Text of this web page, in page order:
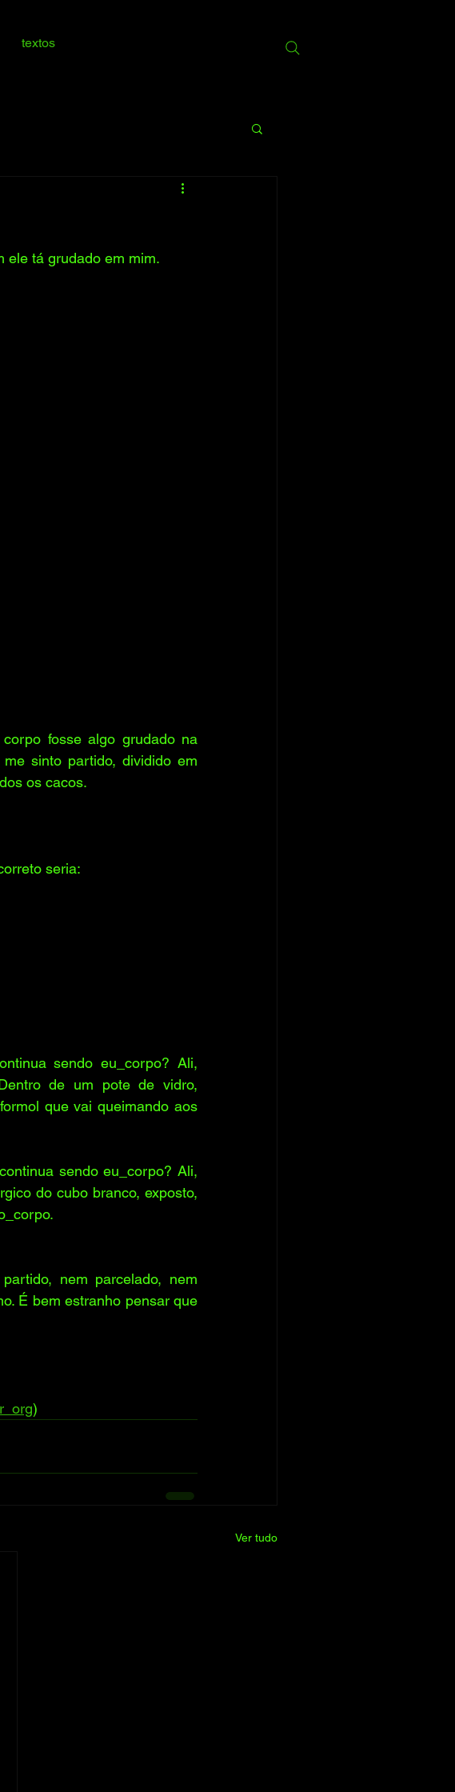
textos
ele tá grudado em mim.
fosse algo grudado na
sinto partido, dividido em
os cacos.
seria:
sendo eu_corpo? Ali,
de um pote de vidro,
que vai queimando aos
sendo eu_corpo? Ali,
do cubo branco, exposto,
nem parcelado, nem
É bem estranho pensar que
)
Ver tudo